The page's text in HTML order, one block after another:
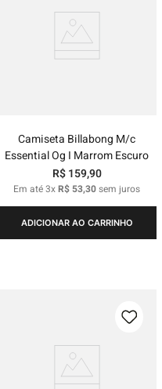
Camiseta Billabong M/c
Essential Og I Marrom Escuro
R$ 159,90
Em até3xR$ 53,30sem juros
ADICIONAR AO CARRINHO